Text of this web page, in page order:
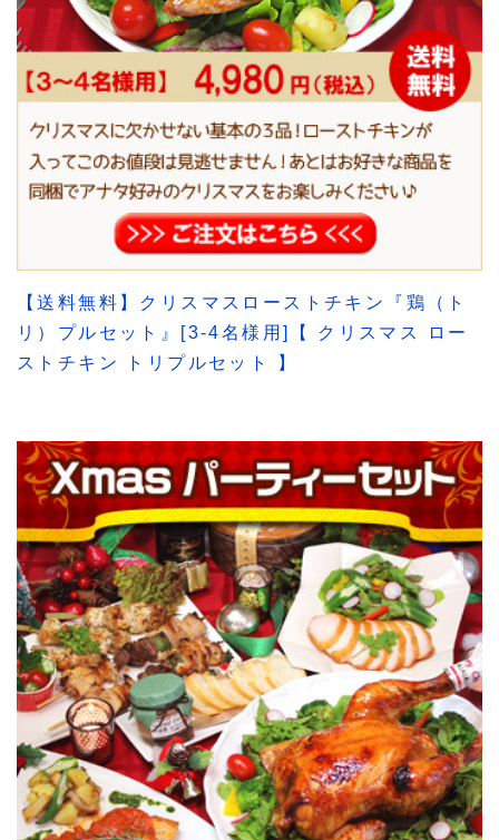
【送料無料】クリスマスローストチキン『鶏（ト
リ）プルセット』[3-4名様用]【 クリスマス ロー
ストチキン トリプルセット 】